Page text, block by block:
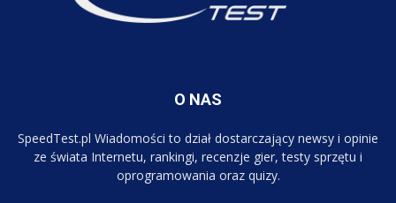
O NAS
SpeedTest.pl Wiadomości to dział dostarczający newsy i opinie
ze świata Internetu, rankingi, recenzje gier, testy sprzętu i
oprogramowania oraz quizy.